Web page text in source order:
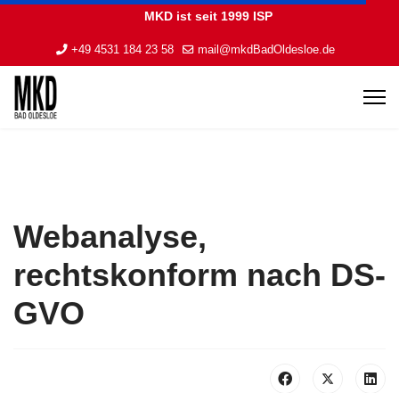
MKD ist seit 1999 ISP
+49 4531 184 23 58 mail@mkdBadOldesloe.de
Webanalyse,
rechtskonform nach DS-
GVO